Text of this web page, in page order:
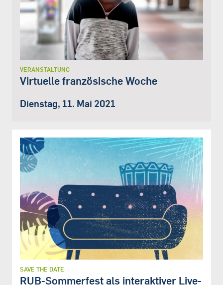
VERANSTALTUNG
Virtuelle französische Woche
Dienstag, 11. Mai 2021
SAVE THE DATE
RUB-Sommerfest als interaktiver Live-